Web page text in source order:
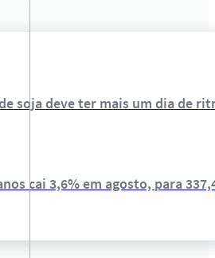
soja deve ter mais um dia de
cai 3,6% em agosto, para